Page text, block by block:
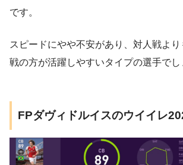
です。
スピードにやや不安があり、対人戦より
戦の方が活躍しやすいタイプの選手でし
FPダヴィドルイスのウイイレ